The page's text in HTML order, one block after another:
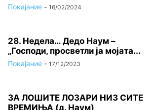
Покајание - 16/02/2024
28. Недела… Дедо Наум –
„Господи, просветли ја мојата...
Покајание - 17/12/2023
ЗА ЛОШИТЕ ЛОЗАРИ НИЗ СИТЕ
ВРЕМИЊА (д. Наум)